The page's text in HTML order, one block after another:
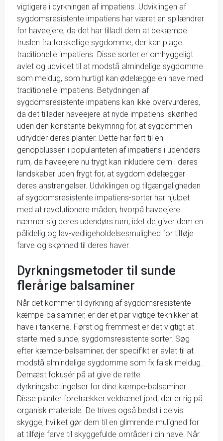
vigtigere i dyrkningen af impatiens. Udviklingen af
sygdomsresistente impatiens har været en spilændrer
for haveejere, da det har tilladt dem at bekæmpe
truslen fra forskellige sygdomme, der kan plage
traditionelle impatiens. Disse sorter er omhyggeligt
avlet og udviklet til at modstå almindelige sygdomme
som meldug, som hurtigt kan ødelægge en have med
traditionelle impatiens. Betydningen af
sygdomsresistente impatiens kan ikke overvurderes,
da det tillader haveejere at nyde impatiens' skønhed
uden den konstante bekymring for, at sygdommen
udrydder deres planter. Dette har ført til en
genopblussen i populariteten af impatiens i udendørs
rum, da haveejere nu trygt kan inkludere dem i deres
landskaber uden frygt for, at sygdom ødelægger
deres anstrengelser. Udviklingen og tilgængeligheden
af sygdomsresistente impatiens-sorter har hjulpet
med at revolutionere måden, hvorpå haveejere
nærmer sig deres udendørs rum, idet de giver dem en
pålidelig og lav-vedligeholdelsesmulighed for tilføje
farve og skønhed til deres haver.
Dyrkningsmetoder til sunde
flerårige balsaminer
Når det kommer til dyrkning af sygdomsresistente
kæmpe-balsaminer, er der et par vigtige teknikker at
have i tankerne. Først og fremmest er det vigtigt at
starte med sunde, sygdomsresistente sorter. Søg
efter kæmpe-balsaminer, der specifikt er avlet til at
modstå almindelige sygdomme som fx falsk meldug.
Dernæst fokusér på at give de rette
dyrkningsbetingelser for dine kæmpe-balsaminer.
Disse planter foretrækker veldrænet jord, der er rig på
organisk materiale. De trives også bedst i delvis
skygge, hvilket gør dem til en glimrende mulighed for
at tilføje farve til skyggefulde områder i din have. Når